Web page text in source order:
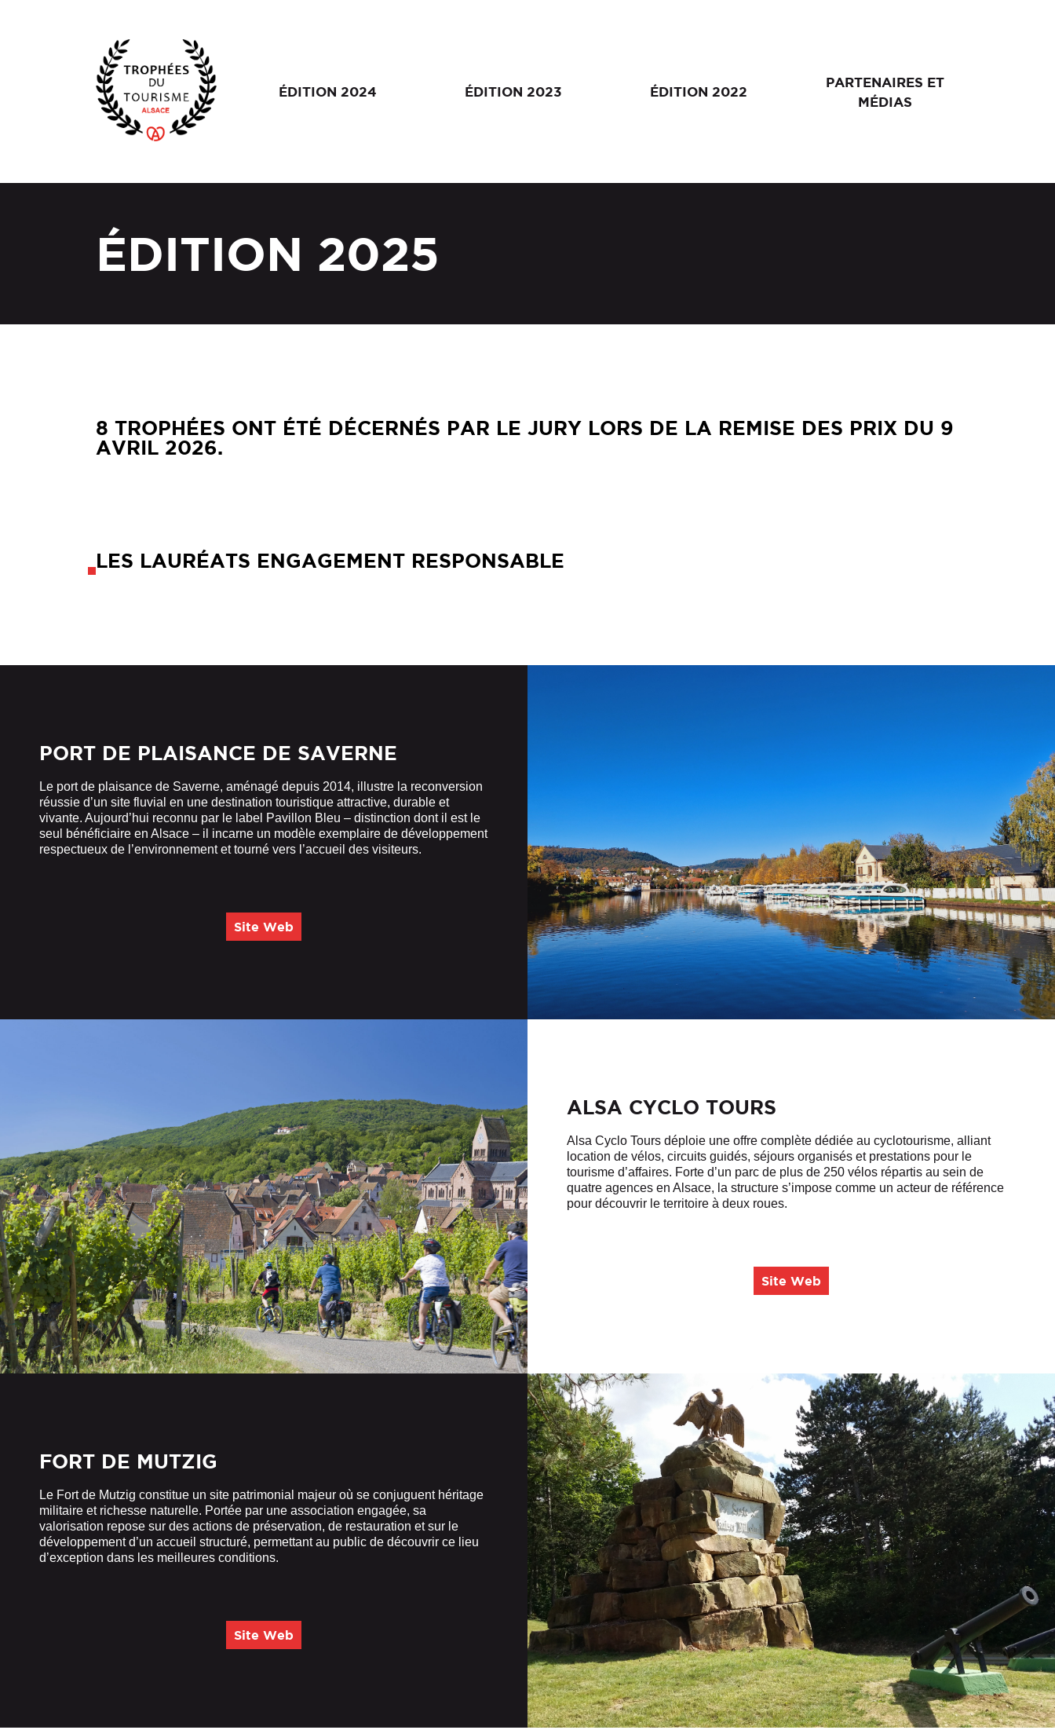
ÉDITION 2024 ÉDITION 2023 ÉDITION 2022
PARTENAIRES ET
MÉDIAS
ÉDITION 2025
8 TROPHÉES ONT ÉTÉ DÉCERNÉS PAR LE JURY LORS DE LA REMISE DES PRIX DU 9
AVRIL 2026.
LES LAURÉATS ENGAGEMENT RESPONSABLE
PORT DE PLAISANCE DE SAVERNE
Le port de plaisance de Saverne, aménagé depuis 2014, illustre la reconversion
réussie d’un site fluvial en une destination touristique attractive, durable et
vivante. Aujourd’hui reconnu par le label Pavillon Bleu – distinction dont il est le
seul bénéficiaire en Alsace – il incarne un modèle exemplaire de développement
respectueux de l’environnement et tourné vers l’accueil des visiteurs.
Site Web
ALSA CYCLO TOURS
Alsa Cyclo Tours déploie une offre complète dédiée au cyclotourisme, alliant
location de vélos, circuits guidés, séjours organisés et prestations pour le
tourisme d’affaires. Forte d’un parc de plus de 250 vélos répartis au sein de
quatre agences en Alsace, la structure s’impose comme un acteur de référence
pour découvrir le territoire à deux roues.
Site Web
FORT DE MUTZIG
Le Fort de Mutzig constitue un site patrimonial majeur où se conjuguent héritage
militaire et richesse naturelle. Portée par une association engagée, sa
valorisation repose sur des actions de préservation, de restauration et sur le
développement d’un accueil structuré, permettant au public de découvrir ce lieu
d’exception dans les meilleures conditions.
Site Web